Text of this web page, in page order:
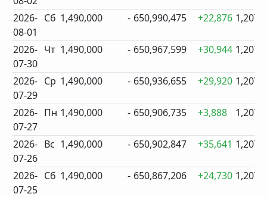
2026-
08-01
Сб 1,490,000 - 650,990,475 +22,876 1,207
2026-
07-30
Чт 1,490,000 - 650,967,599 +30,944 1,207
2026-
07-29
Ср 1,490,000 - 650,936,655 +29,920 1,207
2026-
07-27
Пн 1,490,000 - 650,906,735 +3,888 1,207
2026-
07-26
Вс 1,490,000 - 650,902,847 +35,641 1,207
2026-
07-25
Сб 1,490,000 - 650,867,206 +24,730 1,207